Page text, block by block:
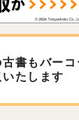
書もバー
たします